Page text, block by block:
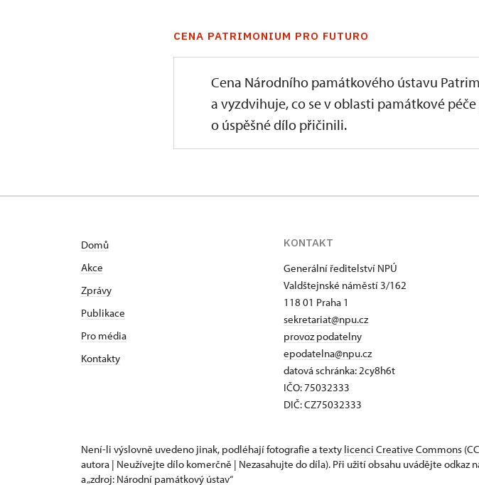
CENA PATRIMONIUM PRO FUTURO
Cena Národního památkového ústavu
a vyzdvihuje, co se v oblasti památkové
o úspěšné dílo přičinili.
Domů
Akce
Zprávy
Publikace
Pro média
Kontakty
KONTAKT
Generální ředitelství NPÚ
Valdštejnské náměstí 3/162
118 01 Praha 1
sekretariat@npu.cz
provoz podatelny
epodatelna@npu.cz
datová schránka:2cy8h6t​
IČO: 75032333
DIČ: CZ75032333
Není-li výslovně uvedeno jinak, podléhají fotografie a texty licenci Creative Commons
autora | Neužívejte dílo komerčně | Nezasahujte do díla). Při užití obsahu uvádějte odkaz
a „zdroj: Národní památkový ústav“